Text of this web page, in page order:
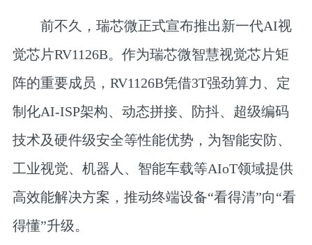
前不久， 瑞芯微正式宣布推出新一代AI视
觉芯片RV1126B。作为瑞芯微智慧视觉芯片矩
阵的重要成员，RV1126B凭借3T强劲算力、定
制化AI-ISP架构、动态拼接、防抖、超级编码
技术及硬件级安全等性能优势，为智能安防、
工业视觉、机器人、智能车载等AIoT领域提供
高效能解决方案，推动终端设备“看得清”向“看
得懂”升级。